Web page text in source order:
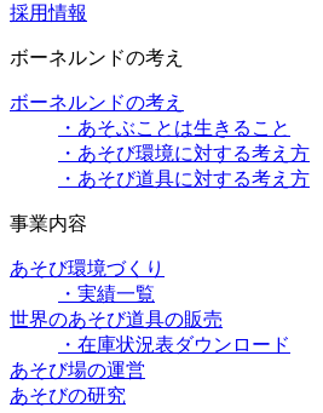
採用情報
ボーネルンドの考え
ボーネルンドの考え
・あそぶことは生きること
・あそび環境に対する考え方
・あそび道具に対する考え方
事業内容
あそび環境づくり
・実績一覧
世界のあそび道具の販売
・在庫状況表ダウンロード
あそび場の運営
あそびの研究